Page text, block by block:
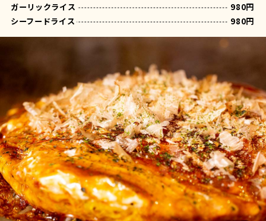
ガーリックライス
980円
シーフードライス
980円